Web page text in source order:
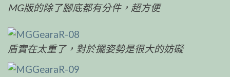
MG版的除了腳底都有分件，超方便
盾實在太重了，對於擺姿勢是很大的妨礙